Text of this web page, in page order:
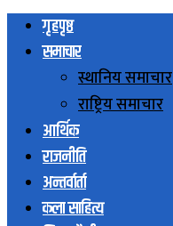
गृहपृष्ठ
समाचार
स्थानिय समाचार
राष्ट्रिय समाचार
आर्थिक
राजनीति
अन्तर्वार्ता
कला साहित्य